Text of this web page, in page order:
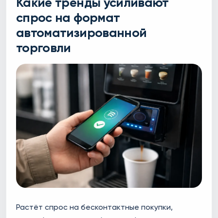
спрос на формат
автоматизированной
торговли
Растёт спрос на бесконтактные покупки,